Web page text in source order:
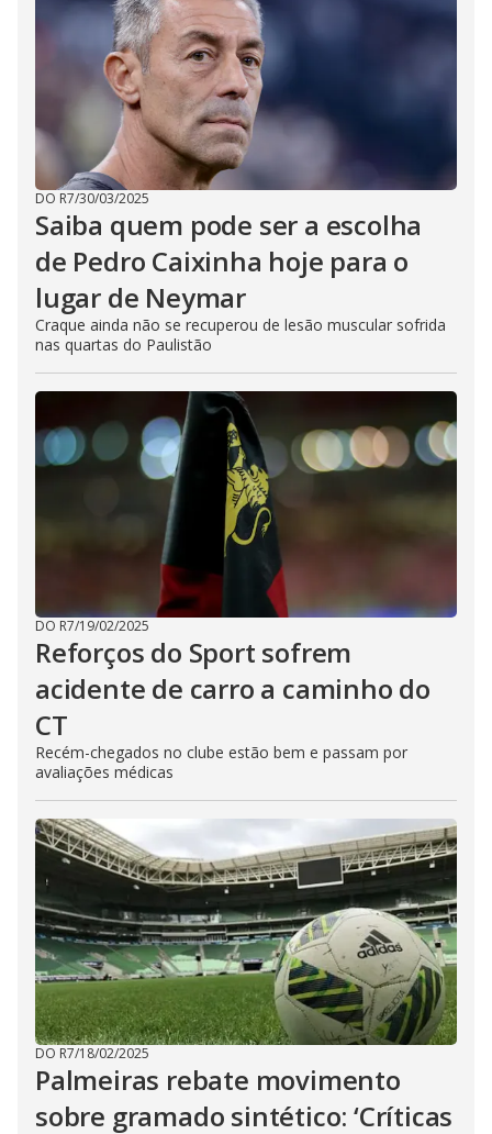
DO R7/30/03/2025
Saiba quem pode ser a escolha
de Pedro Caixinha hoje para o
lugar de Neymar
Craque ainda não se recuperou de lesão muscular sofrida
nas quartas do Paulistão
DO R7/19/02/2025
Reforços do Sport sofrem
acidente de carro a caminho do
CT
Recém-chegados no clube estão bem e passam por
avaliações médicas
DO R7/18/02/2025
Palmeiras rebate movimento
sobre gramado sintético: ‘Críticas